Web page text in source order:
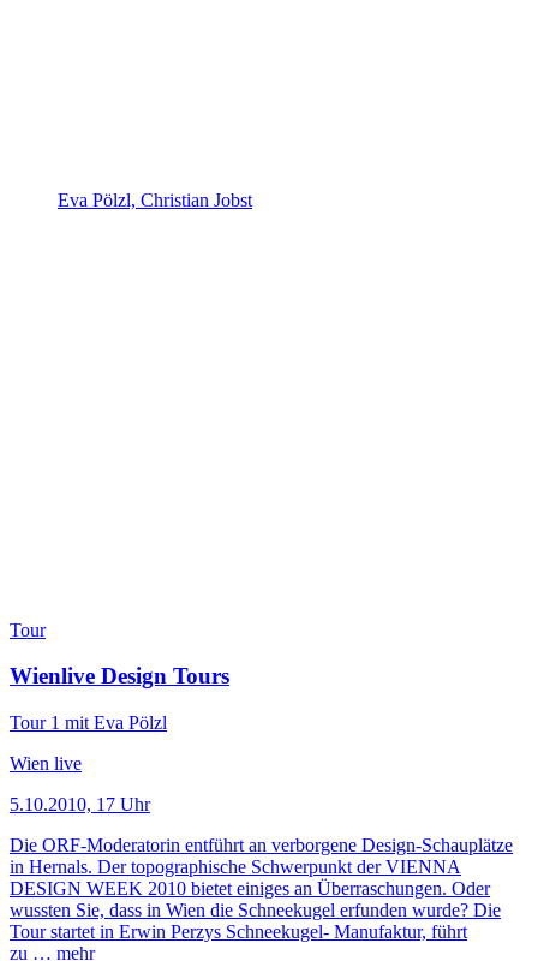
Eva Pölzl, Christian Jobst
Tour
Wienlive Design Tours
Tour 1 mit Eva Pölzl
Wien live
5.10.2010, 17 Uhr
Die ORF-Moderatorin entführt an verborgene Design-Schauplätze
in Hernals. Der topographische Schwerpunkt der VIENNA
DESIGN WEEK 2010 bietet einiges an Überraschungen. Oder
wussten Sie, dass in Wien die Schneekugel erfunden wurde? Die
Tour startet in Erwin Perzys Schneekugel- Manufaktur, führt
zu … mehr